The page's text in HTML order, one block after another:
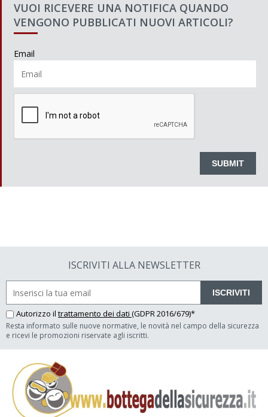
VUOI RICEVERE UNA NOTIFICA QUANDO
VENGONO PUBBLICATI NUOVI ARTICOLI?
Email
ISCRIVITI ALLA NEWSLETTER
ISCRIVITI
Autorizzo il trattamento dei dati (GDPR 2016/679)*
Resta informato sulle nuove normative, le novità nel campo della sicurezza
e ricevi le promozioni riservate agli iscritti.